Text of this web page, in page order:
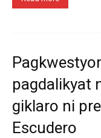
pagdalikyat
giklaro ni
Escudero